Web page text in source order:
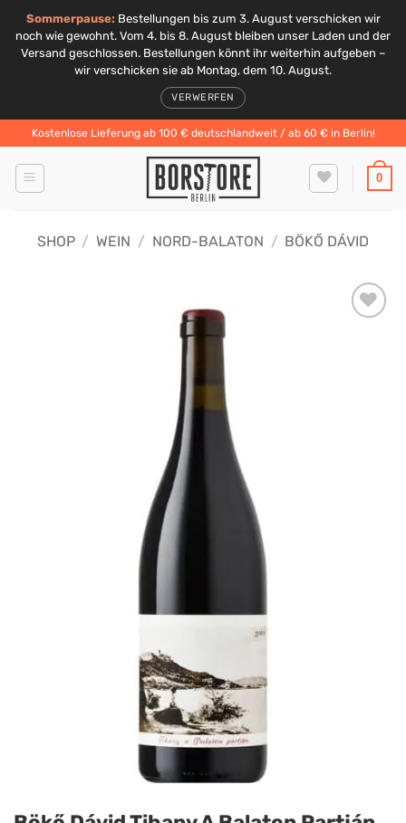
Sommerpause: Bestellungen bis zum 3. August verschicken wir
noch wie gewohnt. Vom 4. bis 8. August bleiben unser Laden und der
Versand geschlossen. Bestellungen könnt ihr weiterhin aufgeben –
wir verschicken sie ab Montag, dem 10. August.
VERWERFEN
Inhalt
springen
Kostenlose Lieferung ab 100 € deutschlandweit / ab 60 € in Berlin!
0
SHOP / WEIN / NORD-BALATON / BÖKŐ DÁVID